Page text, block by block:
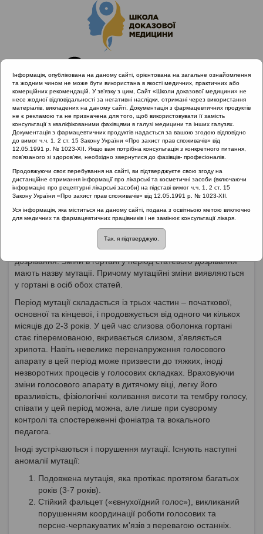
Головна
Матеріали за МКХ-11
12 Хвороби органів дихання
Мутація
Мутація
Розвиток голосу людини у значному ступені залежить від
гормонів. Під впливом гормонів збільшується гортань та
подовжуються голосові складки у період статевого
дозрівання. Зміни в гортані у період статевого дозрівання
мають назву мутації. Причому мутаційні зміни виявляються
у гортані в осіб обох статей.
Період мутації складається із трьох частин – початкової,
основної та кінцевої, і продовжується від одного чи кількох
місяців до 2-3 років. У цей час слизова оболонка гортані
стає гіперемованою, вкривається слизом, з'являється
хрипота. Навіть невелике перенапруження голосового
апарату в цей період може призвести до тяжких, іноді
незворотних процесів у голосових складках. Враховуючи
зміни голосового апарату в дитячому віці, легку його
вразливість, фізіологічні коливання висоти та тембру голосу,
співати у цей період можна, але лише при суворому
контролі та спостереженні фоніатра та вокального
педагога.
Іноді зустрічаються і порушення мутації. Існують наступні
аномалії мутації:
Подовжена мутація, яка протікає протягом багатьох
років (3-7 років).
Стійкий фальцет («євнухоїдний голос»), викликаний
порушенням координації роботи голосових та
персне-черпакуватих м'язів з перевагою останніх.
Інформація, опублікована на даному сайті, орієнтована на загальне ознайомлення
та жодним чином не може бути використана в якості медичних, практичних або
комерційних рекомендацій. У зв’язку з цим, Сайт «Школи доказової медицини» не
несе жодної відповідальності за негативні наслідки, отримані через використання
матеріалів, викладених на даному сайті. Документація з фармацевтичних продуктів
не є рекламою та не призначена для того, щоб використовувати її замість
консультації з кваліфікованими фахівцями в галузі медицини та інших галузях.
Документація з фармацевтичних продуктів надається за вашою згодою відповідно
до вимог ч.ч. 1, 2 ст. 15 Закону України «Про захист прав споживачів» від
12.05.1991 р. № 1023-XII. Якщо вам потрібна консультація з конкретного питання,
пов’язаного зі здоров’ям, необхідно звернутися до фахівців- професіоналів.
Продовжуючи своє перебування на сайті, ви підтверджуєте свою згоду на
дистанційне отримання інформації про лікарські та косметичні засоби (включаючи
інформацію про рецептурні лікарські засоби) на підставі вимог ч.ч. 1, 2 ст. 15
Закону України «Про захист прав споживачів» від 12.05.1991 р. № 1023-XII.
Уся інформація, яка міститься на даному сайті, подана з освітньою метою виключно
для медичних та фармацевтичних працівників і не замінює консультації лікаря.
Так, я підтверджую.